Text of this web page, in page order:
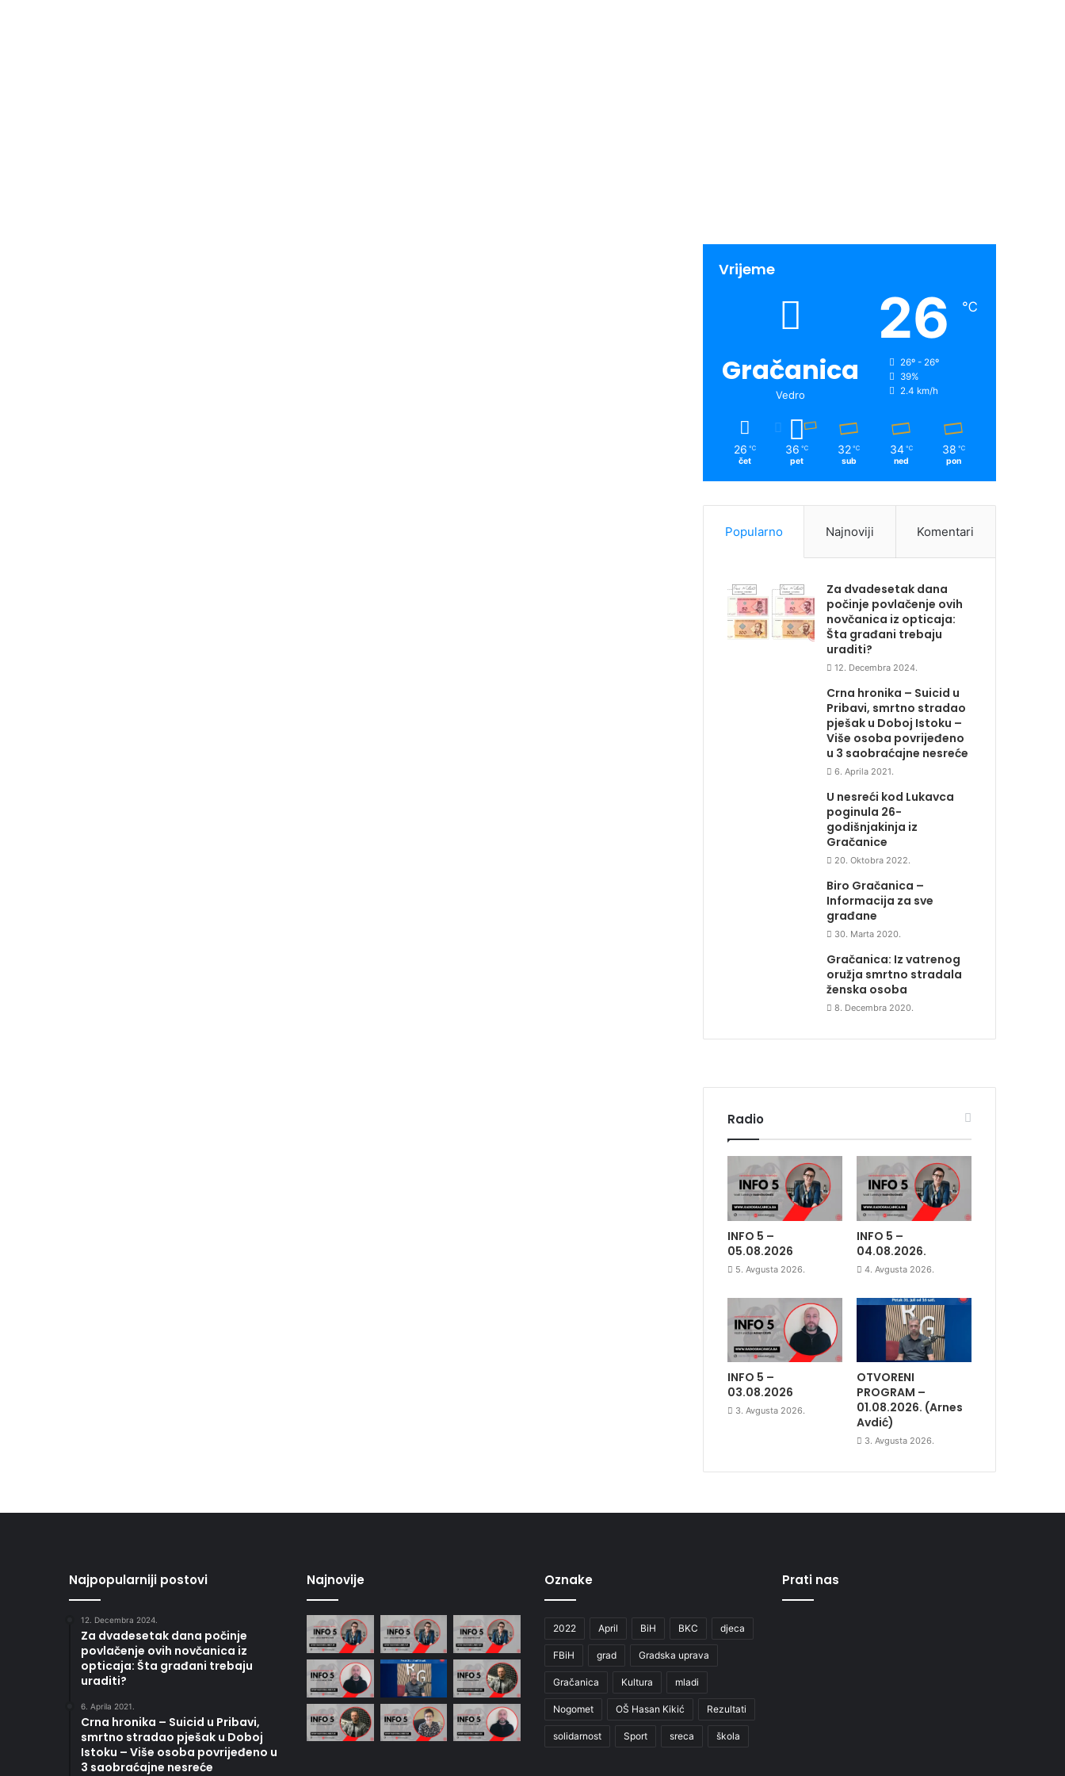
Vrijeme
Gračanica
Vedro
26 ℃
26º - 26º
39%
2.4 km/h
26 ℃
čet
36 ℃
pet
32 ℃
sub
34 ℃
ned
38 ℃
pon
Popularno Najnoviji Komentari
Za dvadesetak dana
počinje povlačenje ovih
novčanica iz opticaja:
Šta građani trebaju
uraditi?
12. Decembra 2024.
Crna hronika – Suicid u
Pribavi, smrtno stradao
pješak u Doboj Istoku –
Više osoba povrijeđeno
u 3 saobraćajne nesreće
6. Aprila 2021.
U nesreći kod Lukavca
poginula 26-
godišnjakinja iz
Gračanice
20. Oktobra 2022.
Biro Gračanica –
Informacija za sve
građane
30. Marta 2020.
Gračanica: Iz vatrenog
oružja smrtno stradala
ženska osoba
8. Decembra 2020.
Radio
INFO 5 –
05.08.2026
5. Avgusta 2026.
INFO 5 –
04.08.2026.
4. Avgusta 2026.
INFO 5 –
03.08.2026
3. Avgusta 2026.
OTVORENI
PROGRAM –
01.08.2026. (Arnes
Avdić)
3. Avgusta 2026.
Najpopularniji postovi
12. Decembra 2024.
Za dvadesetak dana počinje
povlačenje ovih novčanica iz
opticaja: Šta građani trebaju
uraditi?
6. Aprila 2021.
Crna hronika – Suicid u Pribavi,
smrtno stradao pješak u Doboj
Istoku – Više osoba povrijeđeno u
3 saobraćajne nesreće
Najnovije Oznake
2022 April BiH BKC djeca
FBiH grad Gradska uprava
Gračanica Kultura mladi
Nogomet OŠ Hasan Kikić Rezultati
solidarnost Sport sreca škola
Prati nas